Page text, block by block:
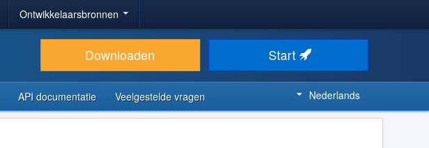
Ontwikkelaarsbronnen
Downloaden Start
API documentatie Veelgestelde vragen Nederlands